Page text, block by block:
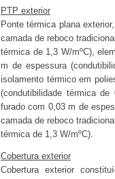
PTP exterior
Ponte térmica plana
camada de reboco
térmica de 1,3 W/mºC),
m de espessura
isolamento térmico em
(condutibilidade térmica
furado com 0,03 m de
camada de reboco
térmica de 1,3 W/mºC).
Cobertura exterior
Cobertura exterior